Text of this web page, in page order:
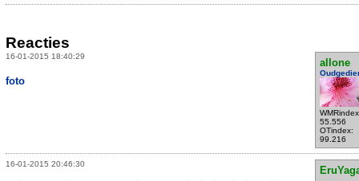
Reacties
16-01-2015 18:40:29
allone
55.556
OTindex:
99.216
foto
16-01-2015 20:46:30